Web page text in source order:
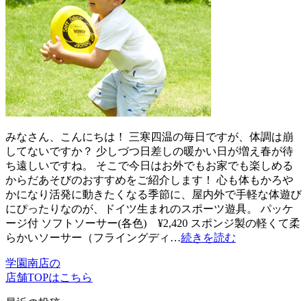
みなさん、こんにちは！ 三寒四温の毎日ですが、体調は崩
してないですか？ 少しづつ日差しの暖かい日が増え春が待
ち遠しいですね。 そこで今日はお外でもお家でも楽しめる
からだあそびのおすすめをご紹介します！ 心も体もかろや
かになり活発に動きたくなる季節に、屋内外で手軽な体遊び
にぴったりなのが、ドイツ生まれのスポーツ遊具。 パッケ
ージ付 ソフトソーサー(各色) ¥2,420 スポンジ製の軽くて柔
らかいソーサー（フライングディ…続きを読む
学園南店の
店舗TOPはこちら